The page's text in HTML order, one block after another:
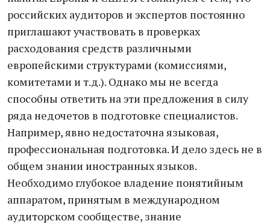
российских аудиторов и экспертов постоянно
приглашают участвовать в проверках
расходования средств различными
европейскими структурами (комиссиями,
комитетами и т.д.). Однако мы не всегда
способны ответить на эти предложения в силу
ряда недочетов в подготовке специалистов.
Например, явно недостаточна языковая,
профессиональная подготовка. И дело здесь не в
общем знании иностранных языков.
Необходимо глубокое владение понятийным
аппаратом, принятым в международном
аудиторском сообществе, знание